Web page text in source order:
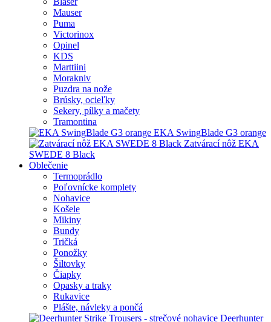
Mauser
Puma
Victorinox
Opinel
KDS
Marttiini
Morakniv
Puzdra na nože
Brúsky, ocieľky
Sekery, pílky a mačety
Tramontina
EKA SwingBlade G3 orange
Zatvárací nôž EKA
SWEDE 8 Black
Oblečenie
Termoprádlo
Poľovnícke komplety
Nohavice
Košele
Mikiny
Bundy
Tričká
Ponožky
Šiltovky
Čiapky
Opasky a traky
Rukavice
Plášte, návleky a pončá
Deerhunter